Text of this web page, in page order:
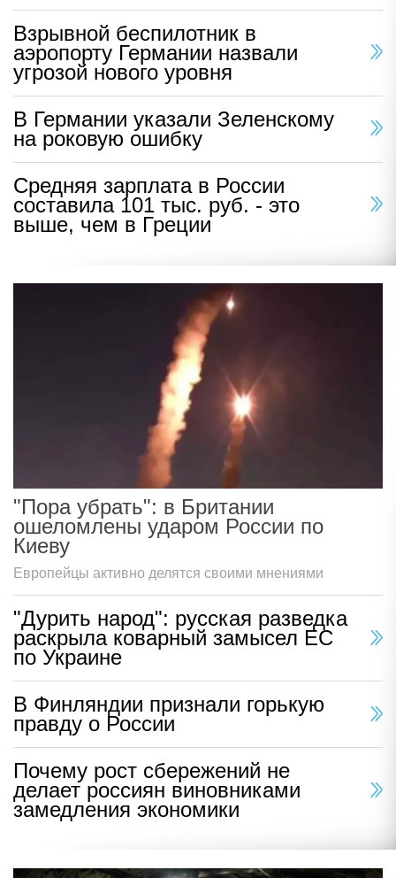
Взрывной беспилотник в
аэропорту Германии назвали
угрозой нового уровня
В Германии указали Зеленскому
на роковую ошибку
Средняя зарплата в России
составила 101 тыс. руб. - это
выше, чем в Греции
"Пора убрать": в Британии
ошеломлены ударом России по
Киеву
Европейцы активно делятся своими мнениями
"Дурить народ": русская разведка
раскрыла коварный замысел ЕС
по Украине
В Финляндии признали горькую
правду о России
Почему рост сбережений не
делает россиян виновниками
замедления экономики